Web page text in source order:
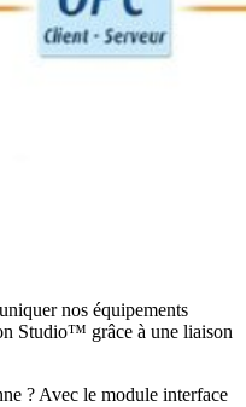
nos équipements
Studio™ grâce à une liaison
? Avec le module interface